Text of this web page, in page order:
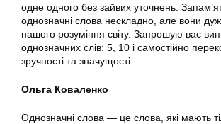
одне одного без зайвих уточнень.
однозначні слова нескладно, але вони
нашого розуміння світу. Запрошую вас
однозначних слів: 5, 10 і самостійно
зручності та значущості.
Ольга Коваленко
Однозначні слова — це слова, які мають